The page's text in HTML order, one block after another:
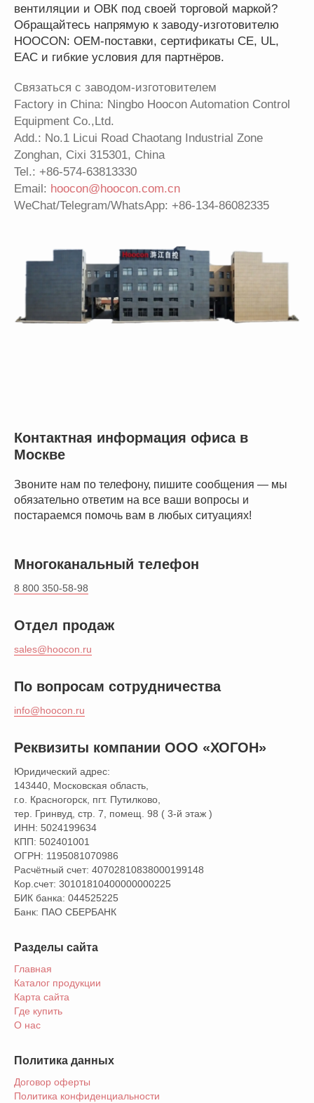
вентиляции и ОВК под своей торговой маркой?
Обращайтесь напрямую к заводу-изготовителю
HOOCON: OEM-поставки, сертификаты CE, UL,
EAC и гибкие условия для партнёров.
Связаться с заводом-изготовителем
Factory in China: Ningbo Hoocon Automation Control
Equipment Co.,Ltd.
Add.: No.1 Licui Road Chaotang Industrial Zone
Zonghan, Cixi 315301, China
Tel.: +86-574-63813330
Email: hoocon@hoocon.com.cn
WeChat/Telegram/WhatsApp: +86-134-86082335
Контактная информация офиса в
Москве
Звоните нам по телефону, пишите сообщения — мы
обязательно ответим на все ваши вопросы и
постараемся помочь вам в любых ситуациях!
Многоканальный телефон
8 800 350-58-98
Отдел продаж
sales@hoocon.ru
По вопросам сотрудничества
info@hoocon.ru
Реквизиты компании ООО «ХОГОН»
Юридический адрес:
143440, Московская область,
г.о. Красногорск, пгт. Путилково,
тер. Гринвуд, стр. 7, помещ. 98 ( 3-й этаж )
ИНН: 5024199634
КПП: 502401001
ОГРН: 1195081070986
Расчётный счет: 40702810838000199148
Кор.счет: 30101810400000000225
БИК банка: 044525225
Банк: ПАО СБЕРБАНК
Разделы сайта
Главная
Каталог продукции
Карта сайта
Где купить
О нас
Политика данных
Договор оферты
Политика конфиденциальности
© ООО Хогон 2026г.